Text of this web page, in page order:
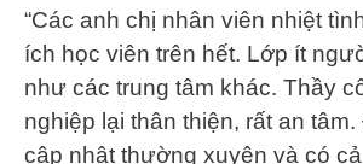
“Các anh chị nhân viên nhiệt
ích học viên trên hết. Lớp ít
như các trung tâm khác. Thầy
nghiệp lại thân thiện, rất an
cập nhật thường xuyên và có